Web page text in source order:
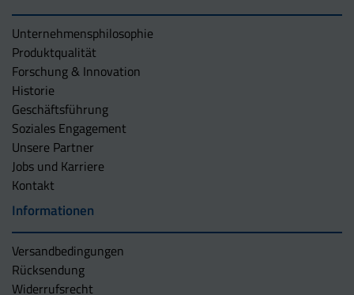
Unternehmens­philosophie
Produktqualität
Forschung & Innovation
Historie
Geschäftsführung
Soziales Engagement
Unsere Partner
Jobs und Karriere
Kontakt
Informationen
Versandbedingungen
Rücksendung
Widerrufsrecht